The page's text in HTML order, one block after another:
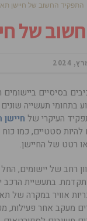
התפקיד החשוב של חיישן
של
בסיסיים ביישומים
בתחומי תעשייה
העיקרי של חיישן
להיות סטטיים, כמו
רטט של החיישן.
רחב של יישומים,
בתעשיית הרכב
אוויר במקרה של
מעקב אחר פעילות,